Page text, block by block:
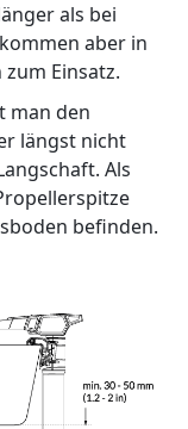
als bei
aber in
Einsatz.
man den
längst nicht
Als
befinden.